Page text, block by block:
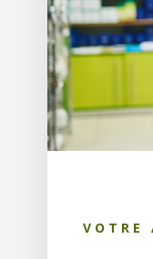
VOTRE